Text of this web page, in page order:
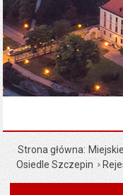
Strona główna
Osiedle Szczepin